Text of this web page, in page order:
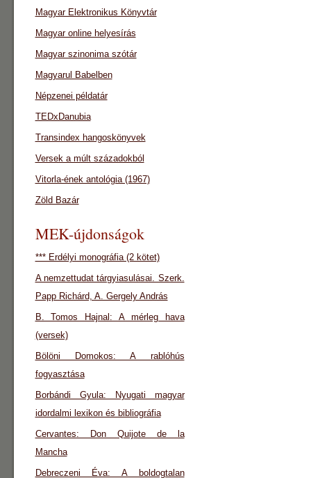
Magyar Elektronikus Könyvtár
Magyar online helyesírás
Magyar szinonima szótár
Magyarul Babelben
Népzenei példatár
TEDxDanubia
Transindex hangoskönyvek
Versek a múlt századokból
Vitorla-ének antológia (1967)
Zöld Bazár
MEK-újdonságok
*** Erdélyi monográfia (2 kötet)
A nemzettudat tárgyiasulásai. Szerk.
Papp Richárd, A. Gergely András
B. Tomos Hajnal: A mérleg hava
(versek)
Bölöni Domokos: A rablóhús
fogyasztása
Borbándi Gyula: Nyugati magyar
idordalmi lexikon és bibliográfia
Cervantes: Don Quijote de la
Mancha
Debreczeni Éva: A boldogtalan